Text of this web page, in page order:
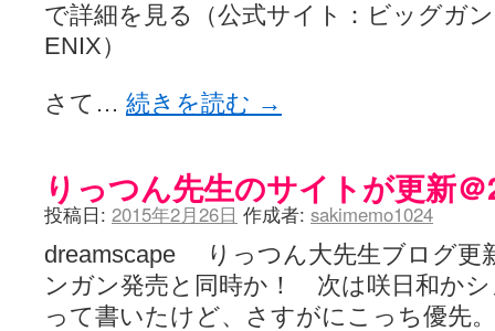
で詳細を見る（公式サイト：ビッグガ
ENIX）
さて… 続きを読む →
りっつん先生のサイトが更新
投稿日: 2015年2月26日 作成者: sakimemo1024
dreamscape りっつん大先生ブログ更
ンガン発売と同時か！ 次は咲日和か
って書いたけど、さすがにこっち優先